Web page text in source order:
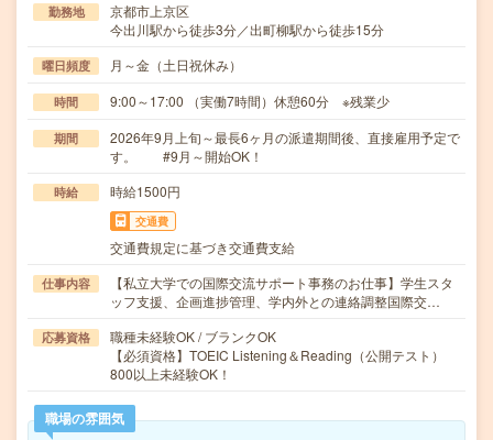
勤務地
京都市上京区
今出川駅から徒歩3分／出町柳駅から徒歩15分
曜日頻度 月～金（土日祝休み）
時間 9:00～17:00 （実働7時間）休憩60分 ※残業少
期間
2026年9月上旬～最長6ヶ月の派遣期間後、直接雇用予定で
す。 #9月～開始OK！
時給 時給1500円
交通費
交通費規定に基づき交通費支給
仕事内容
【私立大学での国際交流サポート事務のお仕事】学生スタ
ッフ支援、企画進捗管理、学内外との連絡調整国際交…
応募資格
職種未経験OK / ブランクOK
【必須資格】TOEIC Listening＆Reading（公開テスト）
800以上未経験OK！
職場の雰囲気